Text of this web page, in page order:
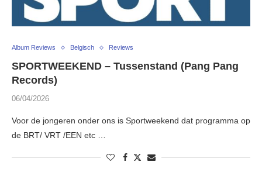
Album Reviews Belgisch Reviews
SPORTWEEKEND – Tussenstand (Pang Pang
Records)
06/04/2026
Voor de jongeren onder ons is Sportweekend dat programma op
de BRT/ VRT /EEN etc …